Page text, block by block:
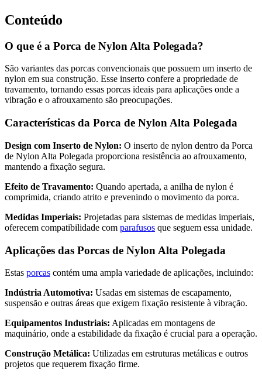
Conteúdo
O que é a Porca de Nylon Alta Polegada?
São variantes das porcas convencionais que possuem um inserto de
nylon em sua construção. Esse inserto confere a propriedade de
travamento, tornando essas porcas ideais para aplicações onde a
vibração e o afrouxamento são preocupações.
Características da Porca de Nylon Alta Polegada
Design com Inserto de Nylon: O inserto de nylon dentro da Porca
de Nylon Alta Polegada proporciona resistência ao afrouxamento,
mantendo a fixação segura.
Efeito de Travamento: Quando apertada, a anilha de nylon é
comprimida, criando atrito e prevenindo o movimento da porca.
Medidas Imperiais: Projetadas para sistemas de medidas imperiais,
oferecem compatibilidade com parafusos que seguem essa unidade.
Aplicações das Porcas de Nylon Alta Polegada
Estas porcas contém uma ampla variedade de aplicações, incluindo:
Indústria Automotiva: Usadas em sistemas de escapamento,
suspensão e outras áreas que exigem fixação resistente à vibração.
Equipamentos Industriais: Aplicadas em montagens de
maquinário, onde a estabilidade da fixação é crucial para a operação.
Construção Metálica: Utilizadas em estruturas metálicas e outros
projetos que requerem fixação firme.